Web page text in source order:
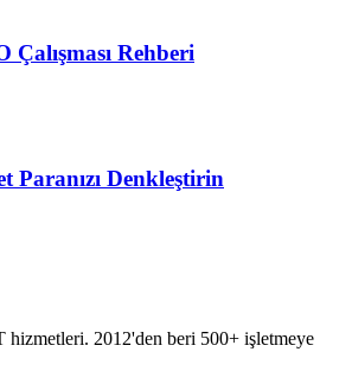
Çalışması Rehberi
Paranızı Denkleştirin
hizmetleri. 2012'den beri 500+ işletmeye